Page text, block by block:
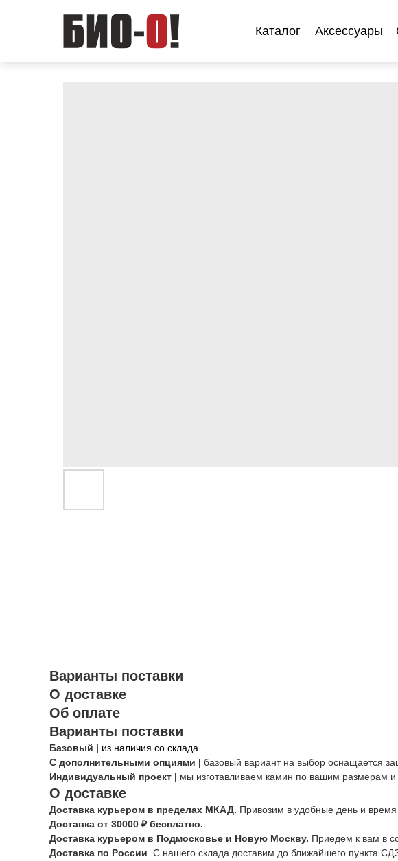
Каталог Аксессуары
Каталог Аксессуары
Варианты поставки
О доставке
Об оплате
Варианты поставки
Базовый | из наличия со склада
С дополнительными опциями | базовый вариант на выбор оснащается
Индивидуальный проект | мы изготавливаем камин по вашим размерам
О доставке
Доставка курьером в пределах МКАД. Привозим в удобные день и время
Доставка от 30000 ₽ бесплатно.
Доставка курьером в Подмосковье и Новую Москву. Приедем к вам в
Доставка по России. С нашего склада доставим до ближайшего пункта